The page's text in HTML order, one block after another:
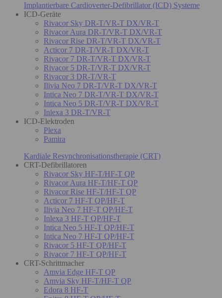
Implantierbare Cardioverter-Defibrillator (ICD) Systeme
ICD-Geräte
Rivacor Sky DR-T/VR-T DX/VR-T
Rivacor Aura DR-T/VR-T DX/VR-T
Rivacor Rise DR-T/VR-T DX/VR-T
Acticor 7 DR-T/VR-T DX/VR-T
Rivacor 7 DR-T/VR-T DX/VR-T
Rivacor 5 DR-T/VR-T DX/VR-T
Rivacor 3 DR-T/VR-T
Ilivia Neo 7 DR-T/VR-T DX/VR-T
Intica Neo 7 DR-T/VR-T DX/VR-T
Intica Neo 5 DR-T/VR-T DX/VR-T
Inlexa 3 DR-T/VR-T
ICD-Elektroden
Plexa
Pamira
Kardiale Resynchronisationstherapie (CRT)
CRT-Defibrillatoren
Rivacor Sky HF-T/HF-T QP
Rivacor Aura HF-T/HF-T QP
Rivacor Rise HF-T/HF-T QP
Acticor 7 HF-T QP/HF-T
Ilivia Neo 7 HF-T QP/HF-T
Inlexa 3 HF-T QP/HF-T
Intica Neo 5 HF-T QP/HF-T
Intica Neo 7 HF-T QP/HF-T
Rivacor 5 HF-T QP/HF-T
Rivacor 7 HF-T QP/HF-T
CRT-Schrittmacher
Amvia Edge HF-T QP
Amvia Sky HF-T/HF-T QP
Edora 8 HF-T